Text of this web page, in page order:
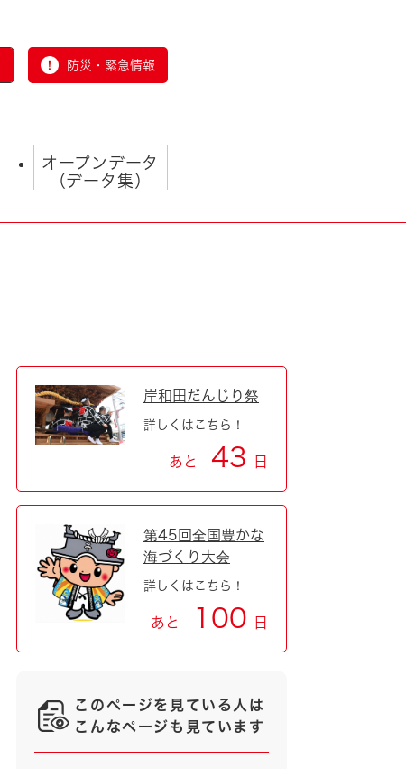
防災・緊急情報
オープンデータ
（データ集）
岸和田だんじり祭
詳しくはこちら！
あと 43 日
第45回全国豊かな
海づくり大会
詳しくはこちら！
あと 100 日
このページを見ている人は
こんなページも見ています